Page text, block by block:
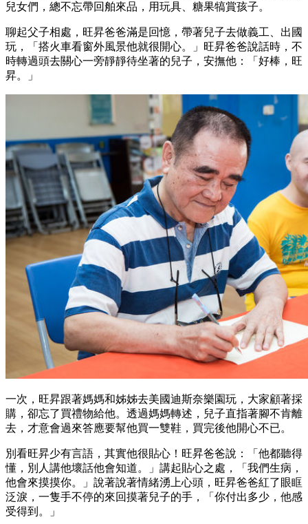
兒女們，總不忘帶回舶來品，用玩具、糖果犒賞孩子。
聊起父子相處，旺昇爸爸滿是回憶，帶著兒子去做義工、出國
玩，「搭火車看窗外風景他就很開心。」旺昇爸爸說話時，不
時轉過頭去關心一旁靜靜待坐著的兒子，安撫他：「好棒，旺
昇。」
一次，旺昇跟著媽媽和姊姊去美國迪斯奈樂園玩，大家顧著採
購，卻忘了買禮物給他。透過媽媽轉述，兒子直指著腳不肯離
去，才意會過來答應要幫他買一雙鞋，買完後他開心不已。
別看旺昇少有言語，其實他很貼心！旺昇爸爸說：「他都聽得
懂，別人講他壞話他會知道。」講起貼心之處，「我們生病，
他會來摸摸你。」說著說著情緒湧上心頭，旺昇爸爸紅了眼眶
泛淚，一隻手不停的來回摸著兒子的手，「你付出多少，他感
受得到。」